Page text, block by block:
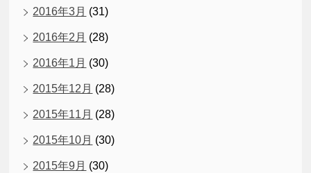
2016年3月 (31)
2016年2月 (28)
2016年1月 (30)
2015年12月 (28)
2015年11月 (28)
2015年10月 (30)
2015年9月 (30)